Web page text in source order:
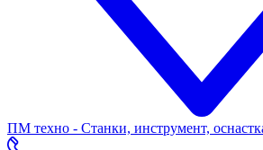
ПМ техно - Станки, инструмент,